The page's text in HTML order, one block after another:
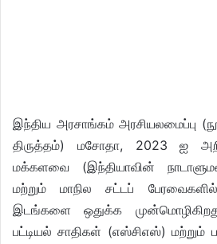
இந்திய அரசாங்கம் அரசியலமைப்பு
திருத்தம்) மசோதா, 2023 ஐ
மக்களவை (இந்தியாவின்
மற்றும் மாநில சட்டப்
இடங்களை ஒதுக்க
பட்டியல் சாதிகள் (எஸ்சிஎஸ்) மற்றும்